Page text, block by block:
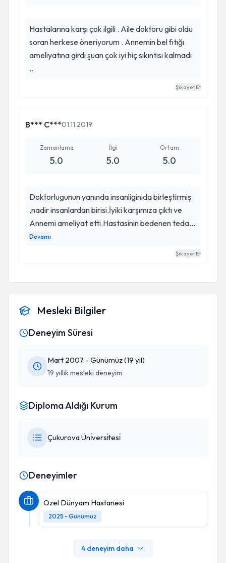
Hastalarına karşı çok ilgili . Aile doktoru gibi oldu
soran herkese öneriyorum . Annemin bel fıtığı
ameliyatına girdi şuan çok iyi hiç sıkıntısı kalmadı
..
Şikayet Et
B*** C***01.11.2019
Zamanlama
5.0
İlgi
5.0
Ortam
5.0
Doktorlugunun yanında insanliginida birleştirmiş
,nadir insanlardan birisi.İyiki karşımıza çıktı ve
Annemi ameliyat etti.Hastasinin bedenen tedavi
etmenin yanı sıra Psikolojik olarakta sürece dahil
edip ,diğer doktorların tersine insan yerine koyan
Devamı
Şikayet Et
Mesleki Bilgiler
Deneyim Süresi
Mart 2007 - Günümüz (19 yıl)
19 yıllık mesleki deneyim
Diploma Aldığı Kurum
Çukurova Üni̇versi̇tesi̇
Deneyimler
Özel Dünyam Hastanesi
2025 - Günümüz
4 deneyim daha